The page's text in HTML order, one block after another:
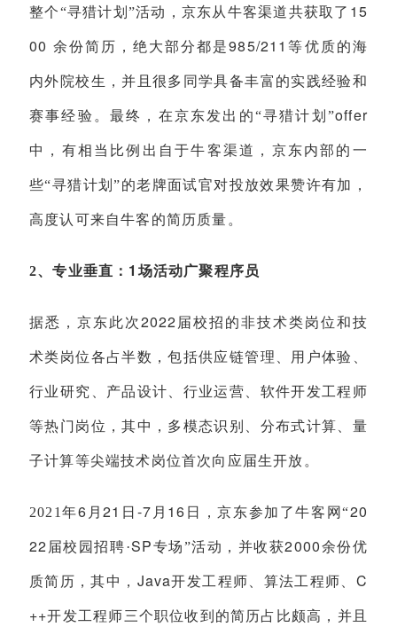
整个“寻猎计划”活动，京东从牛客渠道共获取了 15
00 余份简历，绝大部分都是985/211 等优质的海
内外院校生，并且很多同学具备丰富的实践经验和
赛事经验。最终，在京东发出的“寻猎计划”offer
中，有相当比例出自于牛客渠道，京东内部的一
些“寻猎计划”的老牌面试官对投放效果赞许有加，
高度认可来自牛客的简历质量。
2、专业垂直： 1 场活动广聚程序员
据悉，京东此次2022 届校招的非技术类岗位和技
术类岗位各占半数，包括供应链管理、用户体验、
行业研究、产品设计、行业运营、软件开发工程师
等热门岗位，其中，多模态识别、分布式计算、量
子计算等尖端技术岗位首次向应届生开放。
2021年6 月21 日 -7 月 16 日，京东参加了牛客网“20
22届校园招聘·SP专场”活动，并收获2000余份优
质简历，其中， Java开发工程师、算法工程师、 C
++开发工程师三个职位收到的简历占比颇高，并且